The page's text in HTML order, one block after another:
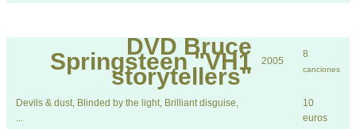
DVD Bruce
Springsteen "VH1
storytellers"
2005
8
canciones
Devils & dust, Blinded by the light, Brilliant disguise,
...
10
euros